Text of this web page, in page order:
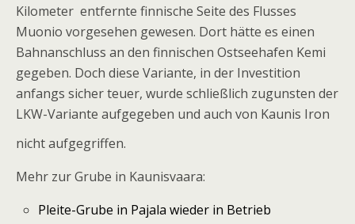
Kilometer entfernte finnische Seite des Flusses
Muonio vorgesehen gewesen. Dort hätte es einen
Bahnanschluss an den finnischen Ostseehafen Kemi
gegeben. Doch diese Variante, in der Investition
anfangs sicher teuer, wurde schließlich zugunsten der
LKW-Variante aufgegeben und auch von Kaunis Iron
nicht aufgegriffen.
Mehr zur Grube in Kaunisvaara:
Pleite-Grube in Pajala wieder in Betrieb